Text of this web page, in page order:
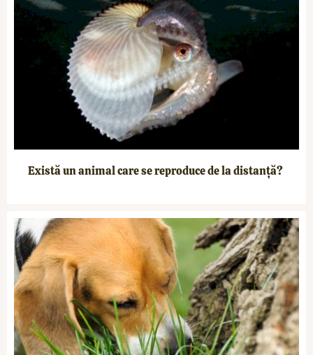
Există un animal care se reproduce de la distanță?